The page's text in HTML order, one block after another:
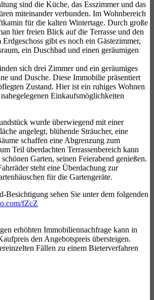
sind die Küche, das Esszimmer und das
miteinander verbunden. Im Wohnbereich
für die kalten Wintertage. Durch große
hier freien Blick auf die Terrasse und den
gibt es noch ein Gästezimmer,
ein Duschbad und einen geräumigen
sich drei Zimmer und ein geräumiges
und Dusche. Diese Immobilie präsentiert
Zustand. Hier ist ein ruhiges Wohnen
Einkaufsmöglichkeiten
wurde überwiegend mit einer
angelegt, blühende Sträucher, eine
schaffen eine Abgrenzung zum
Teil überdachten Terrassenbereich kann
Garten, seinen Feierabend genießen.
steht eine Überdachung zur
für die Gartengeräte.
Besichtigung sehen Sie unter dem folgenden
fZcZ
erhöhten Immobiliennachfrage kann in
den Angebotspreis übersteigen.
Fällen zu einem Bieterverfahren